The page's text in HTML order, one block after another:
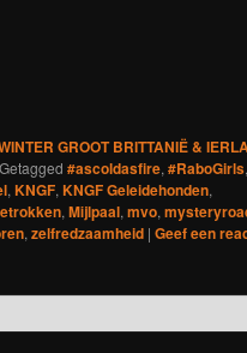
GROOT BRITTANIË &
Getagged #ascoldasfire,#RaboGirls
,KNGF,KNGF Geleidehonden,
,Mijlpaal,mvo,
,zelfredzaamheid |Geef een